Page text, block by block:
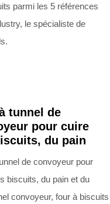
parmi les 5 références
le spécialiste de
tunnel de
pour cuire
du pain
de convoyeur pour
biscuits, du pain et du
convoyeur, four à biscuits